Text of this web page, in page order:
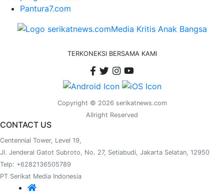
Pantura7.com
TERKONEKSI BERSAMA KAMI
Copyright © 2026 serikatnews.com
Allright Reserved
CONTACT US
Centennial Tower, Level 19,
Jl. Jenderal Gatot Subroto, No. 27, Setiabudi, Jakarta Selatan, 12950
Telp: +6282136505789
PT Serikat Media Indonesia